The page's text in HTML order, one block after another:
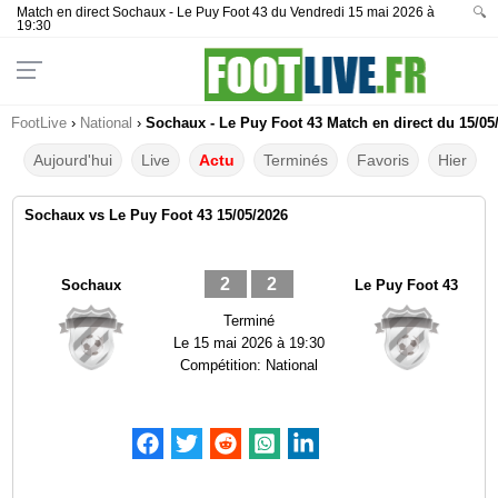
Match en direct Sochaux - Le Puy Foot 43 du Vendredi 15 mai 2026 à
19:30
🔍
FootLive › National › Sochaux - Le Puy Foot 43 Match en direct du 15/
Aujourd'hui Live Actu Terminés Favoris Hier
Sochaux vs Le Puy Foot 43 15/05/2026
Sochaux 2 2
Terminé
Le 15 mai 2026 à 19:30
Compétition: National
Le Puy Foot 43